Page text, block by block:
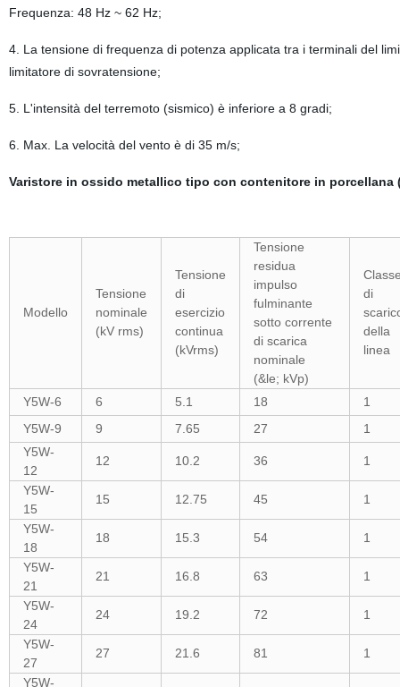
Frequenza: 48 Hz ~ 62 Hz;
4. La tensione di frequenza di potenza applicata tra i terminali del
limitatore di sovratensione;
5. L'intensità del terremoto (sismico) è inferiore a 8 gradi;
6. Max. La velocità del vento è di 35 m/s;
Varistore in ossido metallico tipo con contenitore in porcellana
Modello
Tensione
nominale
(kV rms)
Tensione
di
esercizio
continua
(kVrms)
Tensione
residua
impulso
fulminante
sotto corrente
di scarica
nominale
(&le; kVp)
di
della
linea
Y5W-6 6 5.1 18
1
Y5W-9
9 7.65 27
1
Y5W-
12
12 10.2 36 1
Y5W-
15
15 12.75 45 1
Y5W-
18
18 15.3 54 1
Y5W-
21
21 16.8 63 1
Y5W-
24
24 19.2 72 1
Y5W-
27
27 21.6 81 1
Y5W-